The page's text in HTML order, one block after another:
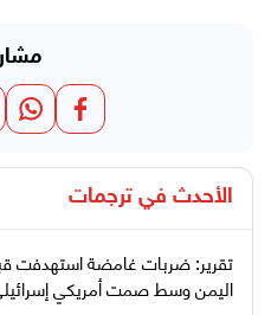
الأحدث في ترجمات
تقرير: ضربات غامضة استهدفت
اليمن وسط صمت أمريكي